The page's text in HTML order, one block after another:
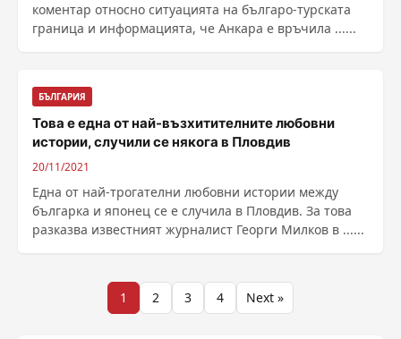
коментар относно ситуацията на българо-турската
граница и информацията, че Анкара е връчила ......
БЪЛГАРИЯ
Това е една от най-възхитителните любовни
истории, случили се някога в Пловдив
20/11/2021
Една от най-трогателни любовни истории между
българка и японец се е случила в Пловдив. За това
разказва известният журналист Георги Милков в ......
Разделяне1 2 3 4 Next »